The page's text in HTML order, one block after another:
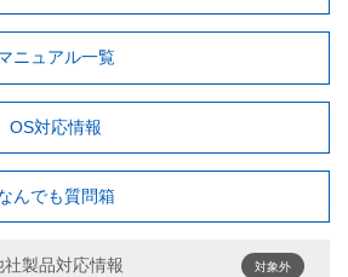
ニュアル一覧
OS対応情報
んでも質問箱
社製品対応情報 対象外